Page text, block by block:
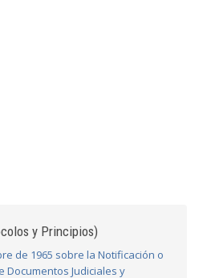
y Principios)
de 1965 sobre la Notificación o
Documentos Judiciales y